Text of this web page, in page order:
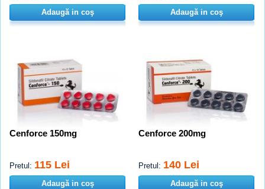
Adaugă in coş Adaugă in coş
Cenforce 150mg
Pretul: 115 Lei
Adaugă in coş
Cenforce 200mg
Pretul: 140 Lei
Adaugă in coş